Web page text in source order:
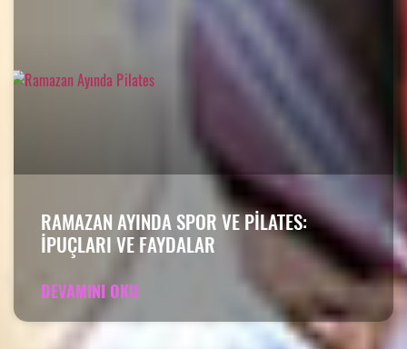
RAMAZAN AYINDA SPOR VE PILATES:
İPUÇLARI VE FAYDALAR
DEVAMINI OKU